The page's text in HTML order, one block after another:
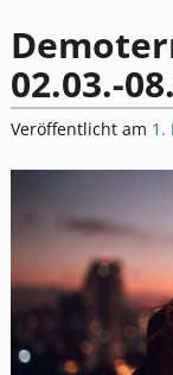
02.03.-
Veröffentlicht am 1.